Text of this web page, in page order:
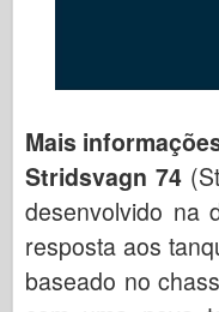
Mais
Stridsvagn 74
desenvolvido na
resposta aos
baseado no